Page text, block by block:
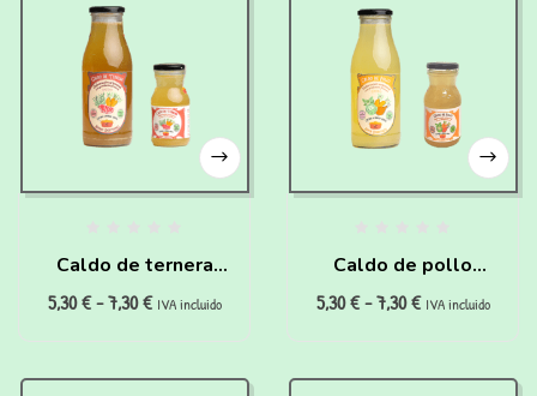
Caldo de ternera
“Buenas
perros y gatos
5,30€ - 7,30€ IVA incluido
Caldo de pollo
“super hidratante”
5,30€ - 7,30€ IVA incluido